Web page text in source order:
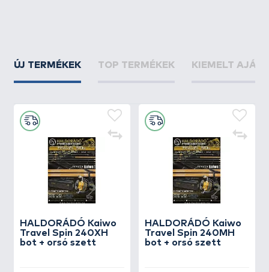
ÚJ TERMÉKEK TOP TERMÉKEK KIEMELT
HALDORÁDÓ Kaiwo
Travel Spin 240XH
bot + orsó szett
HALDORÁDÓ Kaiwo
Travel Spin 240MH
bot + orsó szett